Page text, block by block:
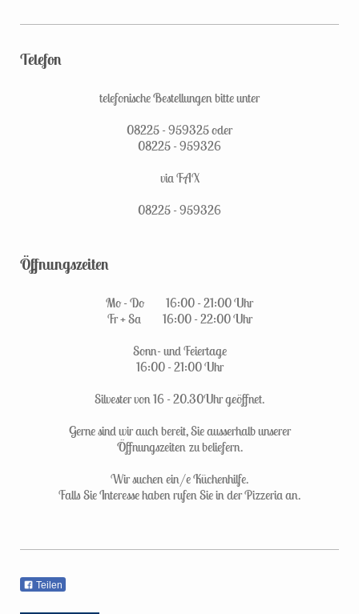
Telefon
telefonische Bestellungen bitte unter
08225 - 959325 oder
08225 - 959326
via FAX
08225 - 959326
Öffnungszeiten
Mo - Do 16:00 - 21:00 Uhr
Fr + Sa 16:00 - 22:00 Uhr
Sonn- und Feiertage
16:00 - 21:00 Uhr
Silvester von 16 - 20.30Uhr geöffnet.
Gerne sind wir auch bereit, Sie ausserhalb unserer
Öffnungszeiten zu beliefern.
Wir suchen ein/e Küchenhilfe.
Falls Sie Interesse haben rufen Sie in der Pizzeria an.
Teilen